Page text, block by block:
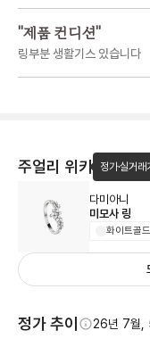
"제품 컨디션"
링부분 생활기스 있습니다
주얼리 위키 정가·실거
다미아니
미모사 링
화이트골드
정가 추이 26년 7월,